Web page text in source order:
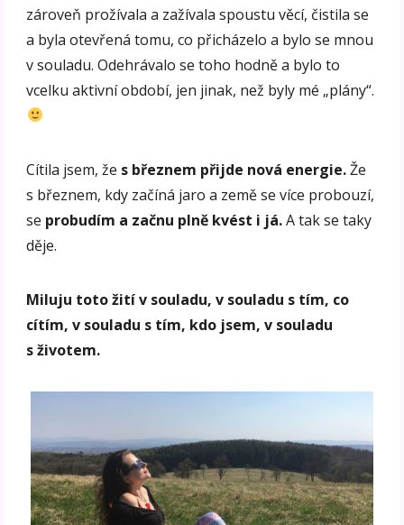
zároveň prožívala a zažívala spoustu věcí, čistila se
a byla otevřená tomu, co přicházelo a bylo se mnou
v souladu. Odehrávalo se toho hodně a bylo to
vcelku aktivní období, jen jinak, než byly mé „plány“.
Cítila jsem, že s březnem přijde nová energie.Že
s březnem, kdy začíná jaro a země se více probouzí,
se probudím a začnu plně kvést i já.A tak se taky
děje.
Miluju toto žití v souladu, v souladu s tím, co
cítím, v souladu s tím, kdo jsem, v souladu
s životem.